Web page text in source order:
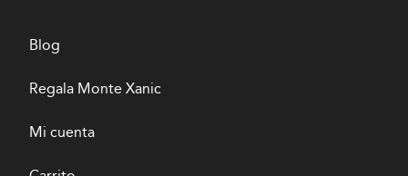
Blog
Regala Monte Xanic
Mi cuenta